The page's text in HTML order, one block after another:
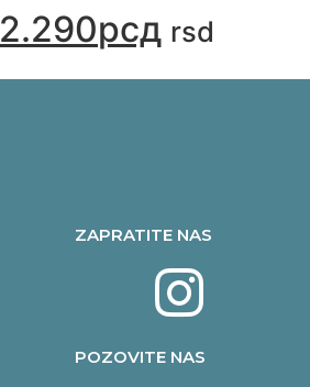
2.290рсд rsd
ZAPRATITE NAS
POZOVITE NAS